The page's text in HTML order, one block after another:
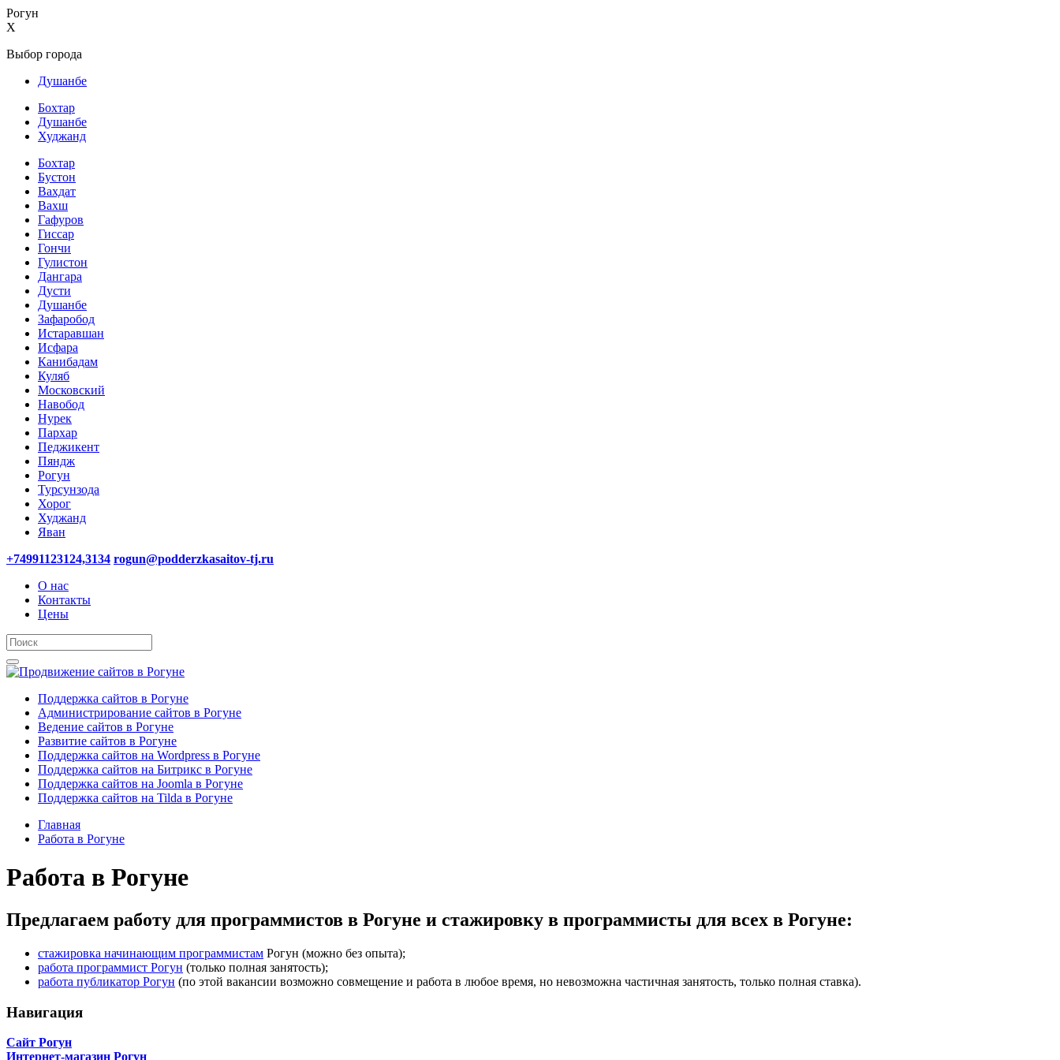
Рогун
X
Выбор города
Душанбе
Бохтар
Душанбе
Худжанд
Бохтар
Бустон
Вахдат
Вахш
Гафуров
Гиссар
Гончи
Гулистон
Дангара
Дусти
Душанбе
Зафаробод
Истаравшан
Исфара
Канибадам
Куляб
Московский
Навобод
Нурек
Пархар
Педжикент
Пяндж
Рогун
Турсунзода
Хорог
Худжанд
Яван
+74991123124,3134 rogun@podderzkasaitov-tj.ru
О нас
Контакты
Цены
Поддержка сайтов в Рогуне
Администрирование сайтов в Рогуне
Ведение сайтов в Рогуне
Развитие сайтов в Рогуне
Поддержка сайтов на Wordpress в Рогуне
Поддержка сайтов на Битрикс в Рогуне
Поддержка сайтов на Joomla в Рогуне
Поддержка сайтов на Tilda в Рогуне
Главная
Работа в Рогуне
Работа в Рогуне
Предлагаем работу для программистов в Рогуне и стажировку в программисты для всех в Рогуне:
стажировка начинающим программистам Рогун (можно без опыта);
работа программист Рогун (только полная занятость);
работа публикатор Рогун (по этой вакансии возможно совмещение и работа в любое время, но невозможна частичная занятость, только полная ставка).
Навигация
Сайт Рогун
Интернет-магазин Рогун